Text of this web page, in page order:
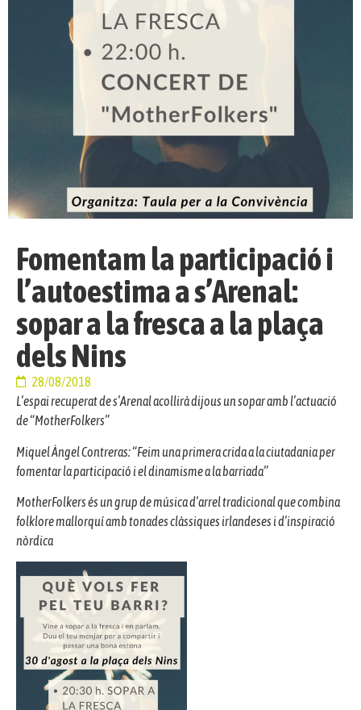
Fomentam la participació i
l’autoestima a s’Arenal:
sopar a la fresca a la plaça
dels Nins
28/08/2018
L’espai recuperat de s’Arenal acollirà dijous un sopar amb l’actuació
de “MotherFolkers”
Miquel Àngel Contreras: “Feim una primera crida a la ciutadania per
fomentar la participació i el dinamisme a la barriada”
MotherFolkers és un grup de música d’arrel tradicional que combina
folklore mallorquí amb tonades clàssiques irlandeses i d’inspiració
nòrdica